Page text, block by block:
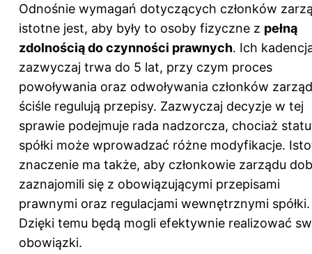
Odnośnie wymagań dotyczących członków
istotne jest, aby były to osoby fizyczne z pełną
zdolnością do czynności prawnych. Ich
zazwyczaj trwa do 5 lat, przy czym proces
powoływania oraz odwoływania członków
ściśle regulują przepisy. Zazwyczaj decyzje w tej
sprawie podejmuje rada nadzorcza, chociaż
spółki może wprowadzać różne modyfikacje.
znaczenie ma także, aby członkowie zarządu
zaznajomili się z obowiązującymi przepisami
prawnymi oraz regulacjami wewnętrznymi spółki.
Dzięki temu będą mogli efektywnie realizować
obowiązki.